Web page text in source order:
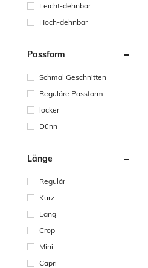
Leicht-dehnbar
Hoch-dehnbar
Passform
Schmal Geschnitten
Reguläre Passform
locker
Dünn
Länge
Regulär
Kurz
Lang
Crop
Mini
Capri